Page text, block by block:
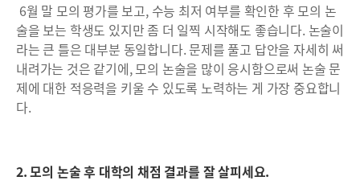
6월 말 모의 평가를 보고, 수능 최저 여부를 확인한 후 모의 논
술을 보는 학생도 있지만 좀 더 일찍 시작해도 좋습니다. 논술이
라는 큰 틀은 대부분 동일합니다. 문제를 풀고 답안을 자세히 써
내려가는 것은 같기에, 모의 논술을 많이 응시함으로써 논술 문
제에 대한 적응력을 키울 수 있도록 노력하는 게 가장 중요합니
다.
2. 모의 논술 후 대학의 채점 결과를 잘 살피세요.